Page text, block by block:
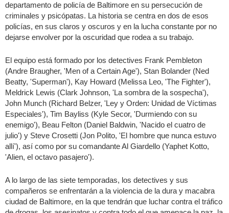
departamento de policía de Baltimore en su persecución de
criminales y psicópatas. La historia se centra en dos de esos
policías, en sus claros y oscuros y en la lucha constante por no
dejarse envolver por la oscuridad que rodea a su trabajo.
El equipo está formado por los detectives Frank Pembleton
(Andre Braugher, 'Men of a Certain Age'), Stan Bolander (Ned
Beatty, 'Superman'), Kay Howard (Melissa Leo, 'The Fighter'),
Meldrick Lewis (Clark Johnson, 'La sombra de la sospecha'),
John Munch (Richard Belzer, 'Ley y Orden: Unidad de Víctimas
Especiales'), Tim Bayliss (Kyle Secor, 'Durmiendo con su
enemigo'), Beau Felton (Daniel Baldwin, 'Nacido el cuatro de
julio') y Steve Crosetti (Jon Polito, 'El hombre que nunca estuvo
allí'), así como por su comandante Al Giardello (Yaphet Kotto,
'Alien, el octavo pasajero').
A lo largo de las siete temporadas, los detectives y sus
compañeros se enfrentarán a la violencia de la dura y macabra
ciudad de Baltimore, en la que tendrán que luchar contra el tráfico